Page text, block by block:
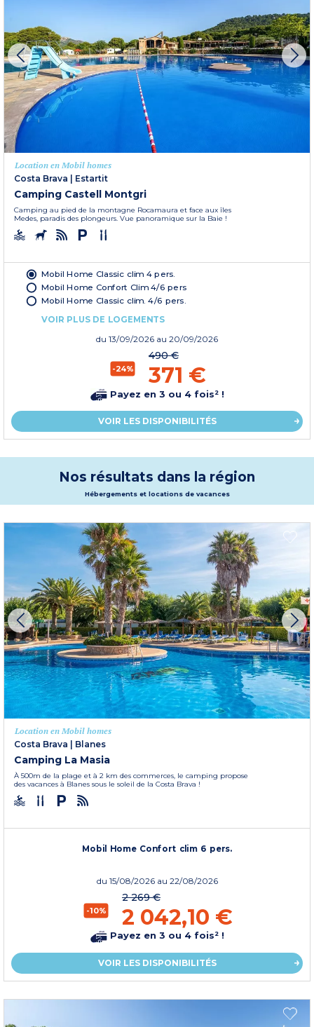
Location en Mobil homes
Costa Brava
Estartit
Camping Castell Montgri
Camping au pied de la montagne Rocamaura et face aux îles
Medes, paradis des plongeurs. Vue panoramique sur la Baie !
Mobil Home Classic clim 4 pers.
Mobil Home Confort Clim 4/6 pers
Mobil Home Classic clim. 4/6 pers.
VOIR PLUS DE LOGEMENTS
du 13/09/2026 au 20/09/2026
-24%
490 €
371 €
Payez en 3 ou 4 fois² !
VOIR LES DISPONIBILITÉS
Nos résultats dans la région
Hébergements et locations de vacances
Location en Mobil homes
Costa Brava | Blanes
Camping La Masia
À 500m de la plage et à 2 km des commerces, le camping propose
des vacances à Blanes sous le soleil de la Costa Brava !
Mobil Home Confort clim 6 pers.
du 15/08/2026 au 22/08/2026
-10%
2 269 €
2 042,10 €
Payez en 3 ou 4 fois² !
VOIR LES DISPONIBILITÉS